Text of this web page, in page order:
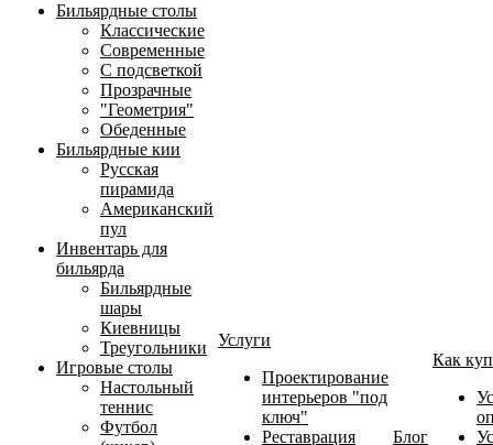
Бильярдные столы
Классические
Современные
С подсветкой
Прозрачные
"Геометрия"
Обеденные
Бильярдные кии
Русская
пирамида
Американский
пул
Инвентарь для
бильярда
Бильярдные
шары
Киевницы
Треугольники
Игровые столы
Настольный
теннис
Футбол
Услуги
Проектирование
интерьеров "под
ключ"
Реставрация
Блог
Как